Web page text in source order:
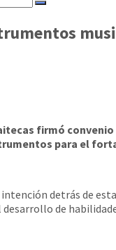
firmó
para el
intención detrás de
de